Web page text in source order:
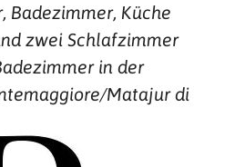
Badezimmer, Küche
zwei Schlafzimmer
in der
Matajur di